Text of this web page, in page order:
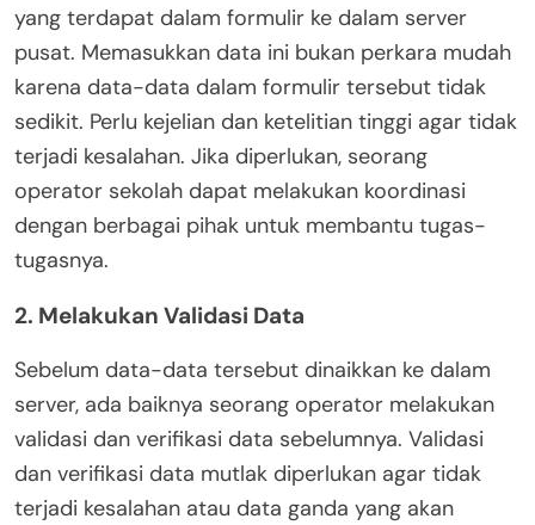
yang terdapat dalam formulir ke dalam server
pusat. Memasukkan data ini bukan perkara mudah
karena data-data dalam formulir tersebut tidak
sedikit. Perlu kejelian dan ketelitian tinggi agar tidak
terjadi kesalahan. Jika diperlukan, seorang
operator sekolah dapat melakukan koordinasi
dengan berbagai pihak untuk membantu tugas-
tugasnya.
2. Melakukan Validasi Data
Sebelum data-data tersebut dinaikkan ke dalam
server, ada baiknya seorang operator melakukan
validasi dan verifikasi data sebelumnya. Validasi
dan verifikasi data mutlak diperlukan agar tidak
terjadi kesalahan atau data ganda yang akan